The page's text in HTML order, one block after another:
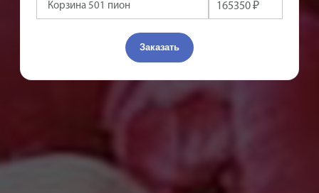
Корзина 501 пион 249500 ₽
Заказать